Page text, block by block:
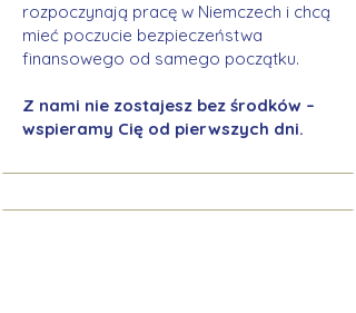
rozpoczynają pracę w Niemczech i chcą
mieć poczucie bezpieczeństwa
finansowego od samego początku.
Z nami nie zostajesz bez środków –
wspieramy Cię od pierwszych dni.